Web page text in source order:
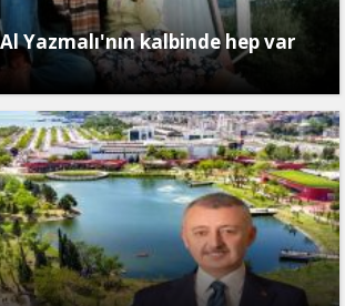
Yazmalı'nın kalbinde hep var